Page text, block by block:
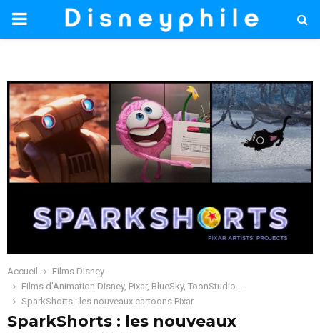
PRIMARY
Accueil
Films Disney
Films d'Animation Disney, Pixar, BlueSky, ToonStudio...
SparkShorts : les nouveaux cartoons Pixar
SparkShorts : les nouveaux